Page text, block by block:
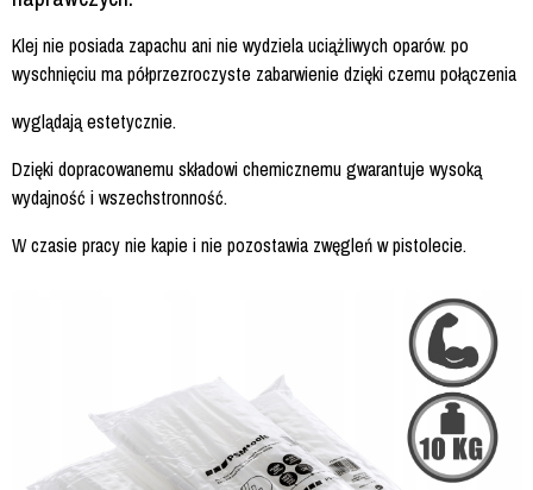
Klej nie posiada zapachu ani nie wydziela uciążliwych oparów. po
wyschnięciu ma półprzezroczyste zabarwienie dzięki czemu połączenia
wyglądają estetycznie.
Dzięki dopracowanemu składowi chemicznemu gwarantuje wysoką
wydajność i wszechstronność.
W czasie pracy nie kapie i nie pozostawia zwęgleń w pistolecie.